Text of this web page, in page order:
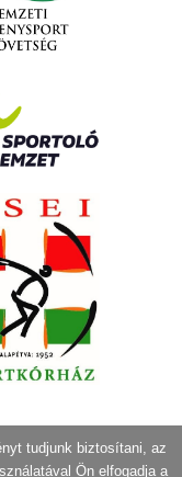
tudjunk biztosítani, az
Ön elfogadja a